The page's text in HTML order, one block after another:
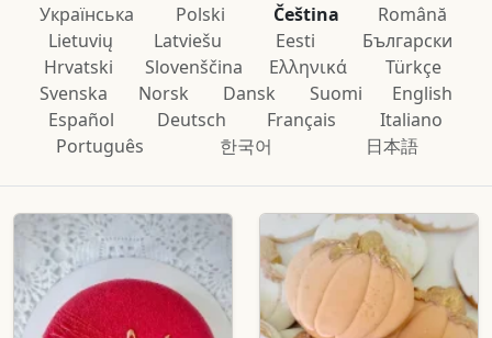
Українська Polski Čeština
Română
Lietuvių
Latviešu Eesti
Български
Hrvatski
Slovenščina Ελληνικά
Türkçe
Svenska
Norsk Dansk Suomi
English
Español
Deutsch Français
Italiano
Português
한국어 日本語